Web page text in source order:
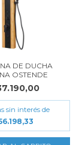
DE DUCHA
OSTENDE
sin interés de